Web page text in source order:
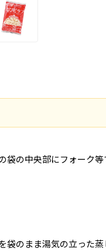
袋の中央部にフォーク
袋のまま湯気の立った蒸